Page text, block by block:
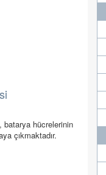
batarya hücrelerinin
çıkmaktadır.